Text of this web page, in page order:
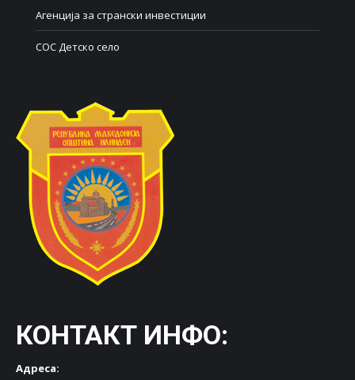
Агенција за странски инвестиции
СОС Детско село
КОНТАКТ ИНФО:
Адреса: